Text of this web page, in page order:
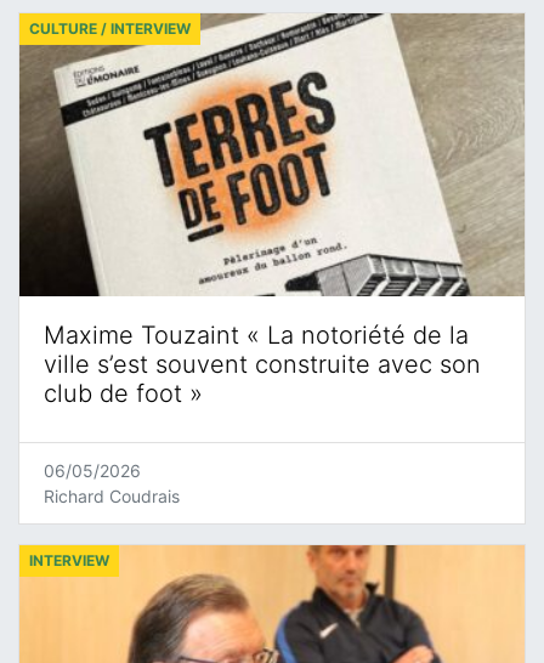
Maxime Touzaint « La notoriété de la
ville s’est souvent construite avec son
club de foot »
CULTURE / INTERVIEW
06/05/2026
Richard Coudrais
INTERVIEW